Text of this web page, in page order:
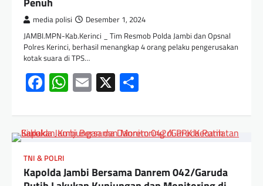
media polisi Desember 1, 2024
JAMBI.MPN-Kab.Kerinci _ Tim Resmob Polda Jambi dan Opsnal
Polres Kerinci, berhasil menangkap 4 orang pelaku pengerusakan
kotak suara di TPS…
Facebook
WhatsApp
Email
X
TNI & POLRI
Kapolda Jambi Bersama Danrem 042/Garuda